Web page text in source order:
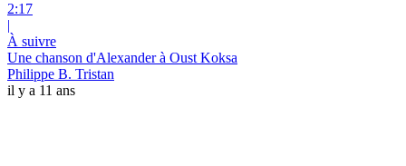
2:17
|
À suivre
Une chanson d'Alexander à Oust Koksa
Philippe B. Tristan
il y a 11 ans